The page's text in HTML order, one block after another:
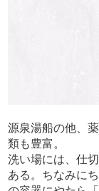
源泉湯船の他、
類も豊富。
洗い場には、仕
ある。ちなみに